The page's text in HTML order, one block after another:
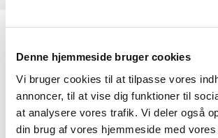
Denne hjemmeside bruger cookies
Vi bruger cookies til at tilpasse vores
annoncer, til at vise dig funktioner til
at analysere vores trafik. Vi deler også
din brug af vores hjemmeside med
baby på. Vi synger salmer, sanglege,
griner. Babyerne lærer hinanden lidt at
et fællesskab. Vi anbefaler at baby er
start.
Kontakt: Nicole Ovando Kruckenberg.